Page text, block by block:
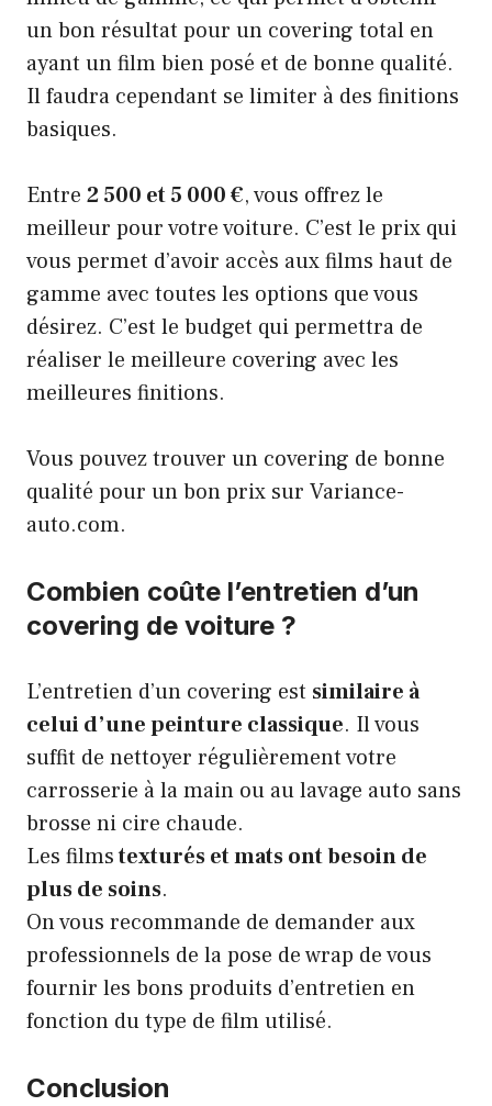
un bon résultat pour un covering total en
ayant un film bien posé et de bonne qualité.
Il faudra cependant se limiter à des finitions
basiques.
Entre 2 500 et 5 000 €, vous offrez le
meilleur pour votre voiture. C’est le prix qui
vous permet d’avoir accès aux films haut de
gamme avec toutes les options que vous
désirez. C’est le budget qui permettra de
réaliser le meilleure covering avec les
meilleures finitions.
Vous pouvez trouver un covering de bonne
qualité pour un bon prix sur Variance-
auto.com.
Combien coûte l’entretien d’un
covering de voiture ?
L’entretien d’un covering est similaire à
celui d’une peinture classique. Il vous
suffit de nettoyer régulièrement votre
carrosserie à la main ou au lavage auto sans
brosse ni cire chaude.
Les filmstexturés et mats ont besoin de
plus de soins.
On vous recommande de demander aux
professionnels de la pose de wrap de vous
fournir les bons produits d’entretien en
fonction du type de film utilisé.
Conclusion